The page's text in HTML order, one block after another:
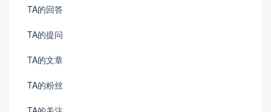
TA的回答
TA的提问
TA的文章
TA的粉丝